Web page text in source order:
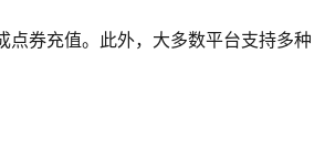
券充值。此外，大多数平台支持多种